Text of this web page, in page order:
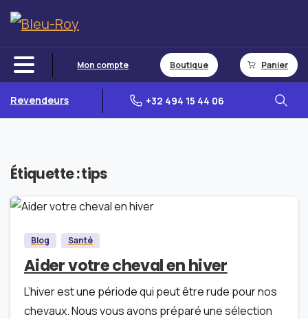
Mon compte Boutique Panier
Revendeurs +32 494 15 44 06
Étiquette :tips
Blog Santé
Aider votre cheval en hiver
L’hiver est une période qui peut être rude pour nos
chevaux. Nous vous avons préparé une sélection